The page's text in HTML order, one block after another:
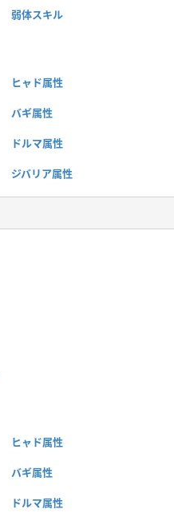
弱体スキル
ヒャド属性
バギ属性
ドルマ属性
ジバリア属性
ヒャド属性
バギ属性
ドルマ属性